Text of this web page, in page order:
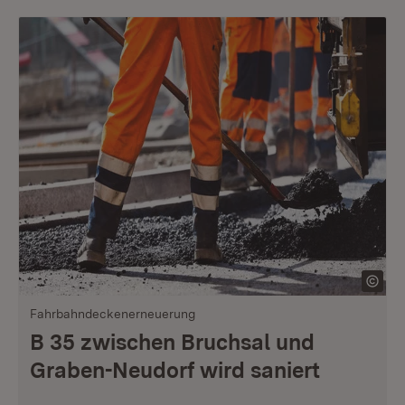
Fahrbahndeckenerneuerung
B 35 zwischen Bruchsal und
Graben-Neudorf wird saniert